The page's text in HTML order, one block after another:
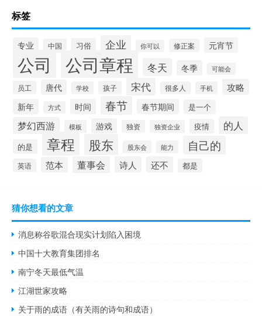
标签
专业 中国 习俗 企业 你可以 修正案 元宵节
公司 公司章程 冬天 冬季 可能会
员工 唐代 学校 孩子 宋代 很多人 手机 攻略
新年 方式 时间 春节 春节期间 是一个
梦幻西游 模板 游戏 独资 独资企业 疫情 的人
的是 章程 股东 股东会 能力 自己的
英语 范本 董事会 诗人 还不 都是
猜你想看的文章
消息称谷歌混合现实计划陷入困境
中国十大教育集团排名
南宁冬天最低气温
江湖世家攻略
关于雨的成语（有关雨的诗句和成语）